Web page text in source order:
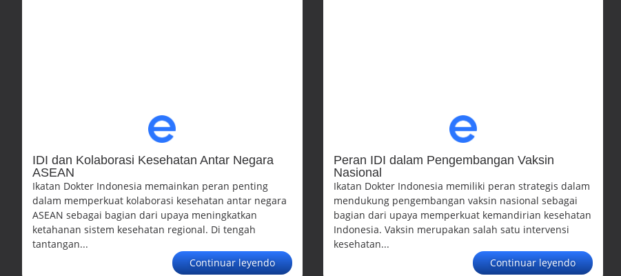
IDI dan Kolaborasi Kesehatan Antar Negara
ASEAN
Ikatan Dokter Indonesia memainkan peran penting
dalam memperkuat kolaborasi kesehatan antar negara
ASEAN sebagai bagian dari upaya meningkatkan
ketahanan sistem kesehatan regional. Di tengah
tantangan...
Continuar leyendo
Peran IDI dalam Pengembangan Vaksin
Nasional
Ikatan Dokter Indonesia memiliki peran strategis dalam
mendukung pengembangan vaksin nasional sebagai
bagian dari upaya memperkuat kemandirian kesehatan
Indonesia. Vaksin merupakan salah satu intervensi
kesehatan...
Continuar leyendo